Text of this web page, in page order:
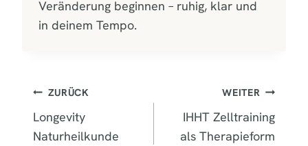
Veränderung beginnen – ruhig, klar und
in deinem Tempo.
BEITRAGSNAVIGATION
ZURÜCK
Longevity
Naturheilkunde
WEITER
IHHT Zelltraining
als Therapieform